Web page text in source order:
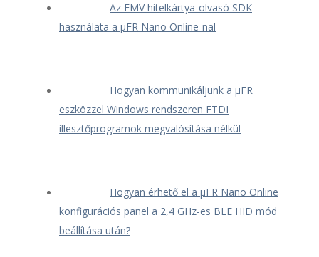
Az EMV hitelkártya-olvasó SDK
használata a μFR Nano Online-nal
Hogyan kommunikáljunk a μFR
eszközzel Windows rendszeren FTDI
illesztőprogramok megvalósítása nélkül
Hogyan érhető el a μFR Nano Online
konfigurációs panel a 2,4 GHz-es BLE HID mód
beállítása után?